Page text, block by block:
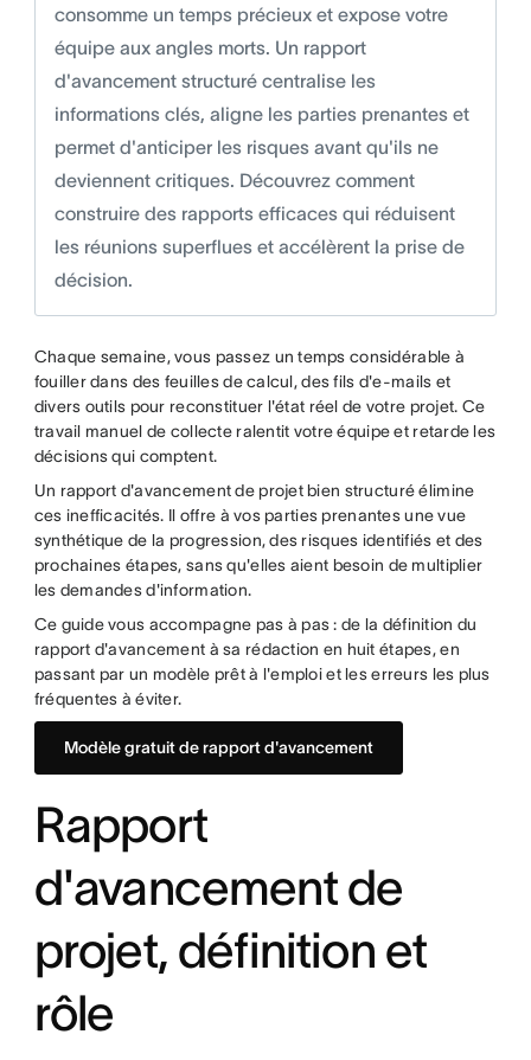
consomme un temps précieux et expose votre
équipe aux angles morts. Un rapport
d'avancement structuré centralise les
informations clés, aligne les parties prenantes et
permet d'anticiper les risques avant qu'ils ne
deviennent critiques. Découvrez comment
construire des rapports efficaces qui réduisent
les réunions superflues et accélèrent la prise de
décision.
Chaque semaine, vous passez un temps considérable à
fouiller dans des feuilles de calcul, des fils d'e-mails et
divers outils pour reconstituer l'état réel de votre projet. Ce
travail manuel de collecte ralentit votre équipe et retarde les
décisions qui comptent.
Un rapport d'avancement de projet bien structuré élimine
ces inefficacités. Il offre à vos parties prenantes une vue
synthétique de la progression, des risques identifiés et des
prochaines étapes, sans qu'elles aient besoin de multiplier
les demandes d'information.
Ce guide vous accompagne pas à pas : de la définition du
rapport d'avancement à sa rédaction en huit étapes, en
passant par un modèle prêt à l'emploi et les erreurs les plus
fréquentes à éviter.
Modèle gratuit de rapport d'avancement
Rapport
d'avancement de
projet, définition et
rôle